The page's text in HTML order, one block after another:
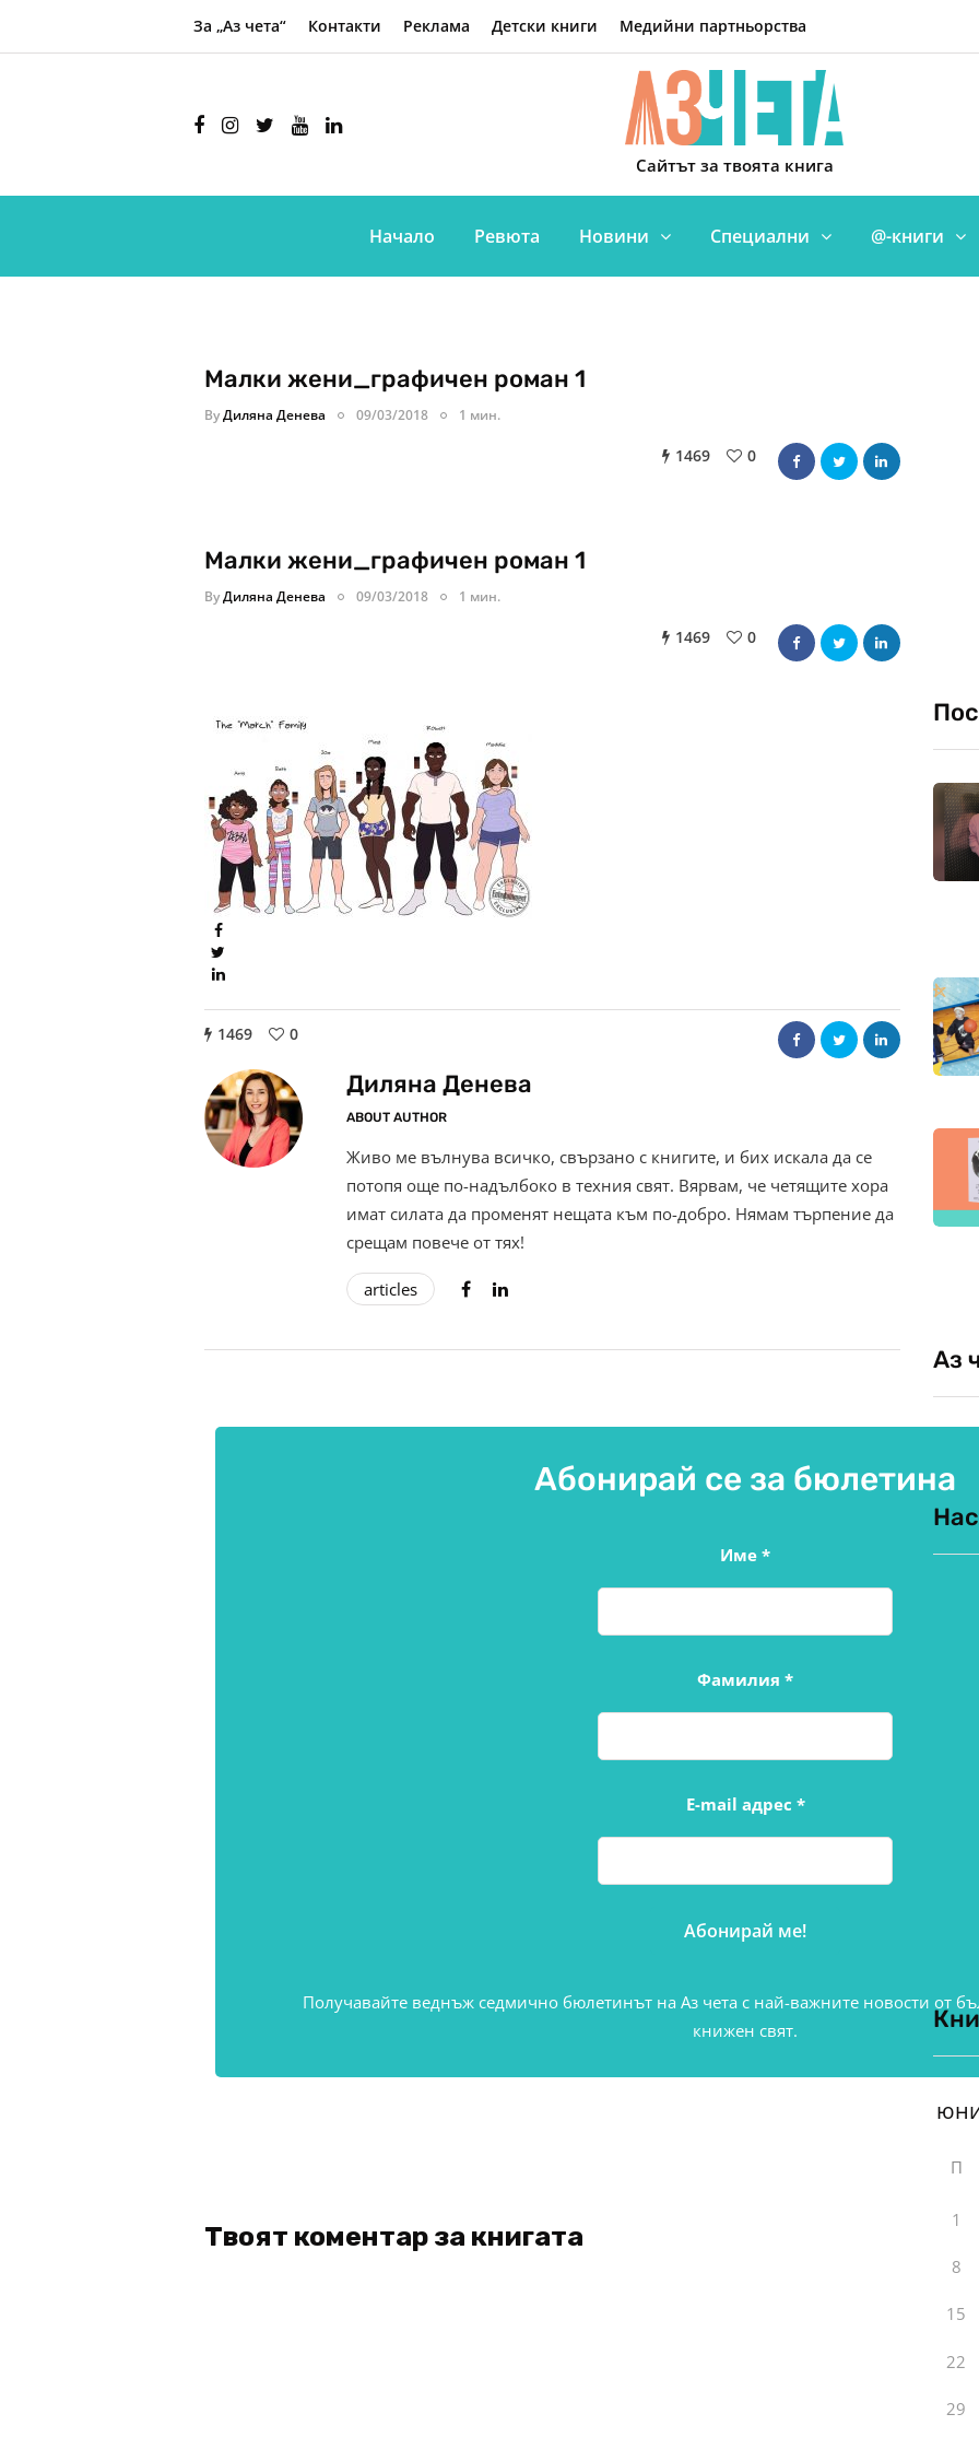
За „Аз чета“ Контакти Реклама Детски книги Медийни партньорства
Сайтът за твоята книга
Начало Ревюта Новини Специални @-книги
Малки жени_графичен роман 1
ByДиляна Денева 09/03/2018 1 мин.
1469 0
Малки жени_графичен роман 1
ByДиляна Денева 09/03/2018 1 мин.
1469 0
1469 0
Диляна Денева
ABOUT AUTHOR
Живо ме вълнува всичко, свързано с книгите, и бих искала да се
потопя още по-надълбоко в техния свят. Вярвам, че четящите хора
имат силата да променят нещата към по-добро. Нямам търпение да
срещам повече от тях!
articles
Абонирай се за бюлетина
Име *
Фамилия *
E-mail адрес *
Получавайте веднъж седмично бюлетинът на Аз чета с най-важните новости от
книжен свят.
Твоят коментар за книгата
Аз
П
1
8
15
22
29